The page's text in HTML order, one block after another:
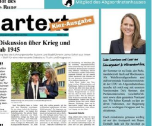
MELDUNGEN
SOZIALE MEDIEN
KLARTEXT